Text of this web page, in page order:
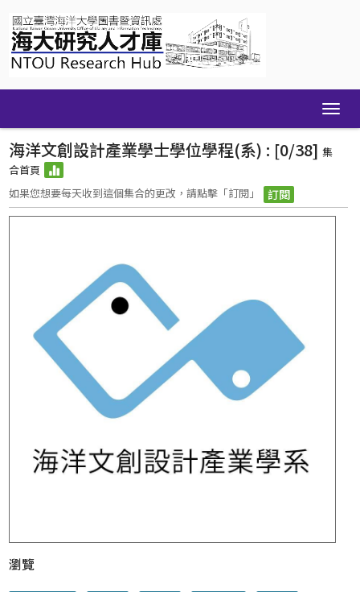
navigation
海洋文創設計產業學士學位學程(系) : [0/38]集
合首頁
如果您想要每天收到這個集合的更改，請點擊「訂閱」
瀏覽